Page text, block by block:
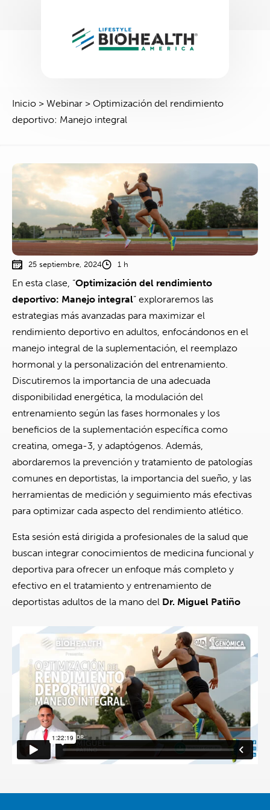
Inicio > Webinar > Optimización del rendimiento
deportivo: Manejo integral
25 septiembre, 2024 1 h
En esta clase, “Optimización del rendimiento
deportivo: Manejo integral” exploraremos las
estrategias más avanzadas para maximizar el
rendimiento deportivo en adultos, enfocándonos en el
manejo integral de la suplementación, el reemplazo
hormonal y la personalización del entrenamiento.
Discutiremos la importancia de una adecuada
disponibilidad energética, la modulación del
entrenamiento según las fases hormonales y los
beneficios de la suplementación específica como
creatina, omega-3, y adaptógenos. Además,
abordaremos la prevención y tratamiento de patologías
comunes en deportistas, la importancia del sueño, y las
herramientas de medición y seguimiento más efectivas
para optimizar cada aspecto del rendimiento atlético.
Esta sesión está dirigida a profesionales de la salud que
buscan integrar conocimientos de medicina funcional y
deportiva para ofrecer un enfoque más completo y
efectivo en el tratamiento y entrenamiento de
deportistas adultos de la mano del Dr. Miguel Patiño